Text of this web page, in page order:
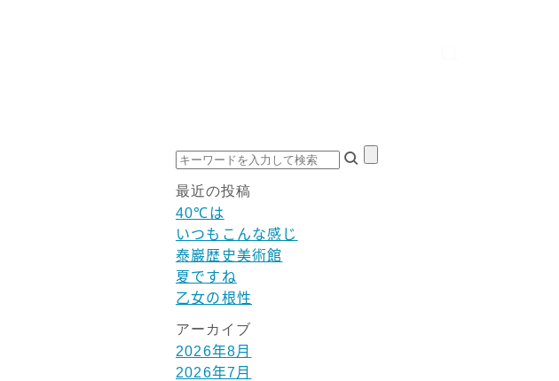
最近の投稿
40℃は
いつもこんな感じ
泰巖歴史美術館
夏ですね
乙女の根性
アーカイブ
2026年8月
2026年7月